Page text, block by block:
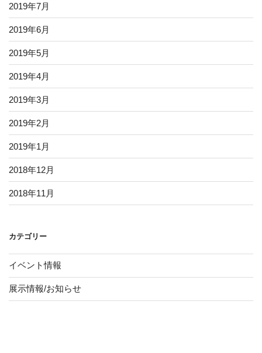
2019年7月
2019年6月
2019年5月
2019年4月
2019年3月
2019年2月
2019年1月
2018年12月
2018年11月
カテゴリー
イベント情報
展示情報/お知らせ